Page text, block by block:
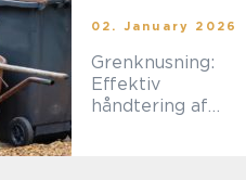
02. January 2026
Grenknusning:
Effektiv
håndtering af